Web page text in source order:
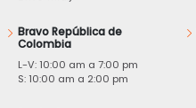
Bravo República de
Colombia
L-V: 10:00 am a 7:00 pm
S: 10:00 am a 2:00 pm